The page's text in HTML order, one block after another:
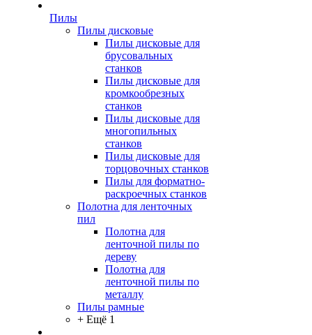
Пилы
Пилы дисковые
Пилы дисковые для
брусовальных
станков
Пилы дисковые для
кромкообрезных
станков
Пилы дисковые для
многопильных
станков
Пилы дисковые для
торцовочных станков
Пилы для форматно-
раскроечных станков
Полотна для ленточных
пил
Полотна для
ленточной пилы по
дереву
Полотна для
ленточной пилы по
металлу
Пилы рамные
+ Ещё 1